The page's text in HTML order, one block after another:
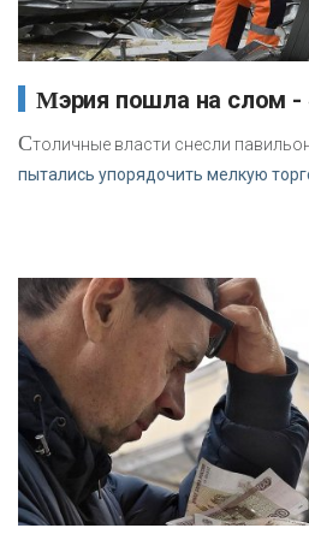
Мэрия пошла на слом
Столичные власти снесли
пытались упорядочить мелкую